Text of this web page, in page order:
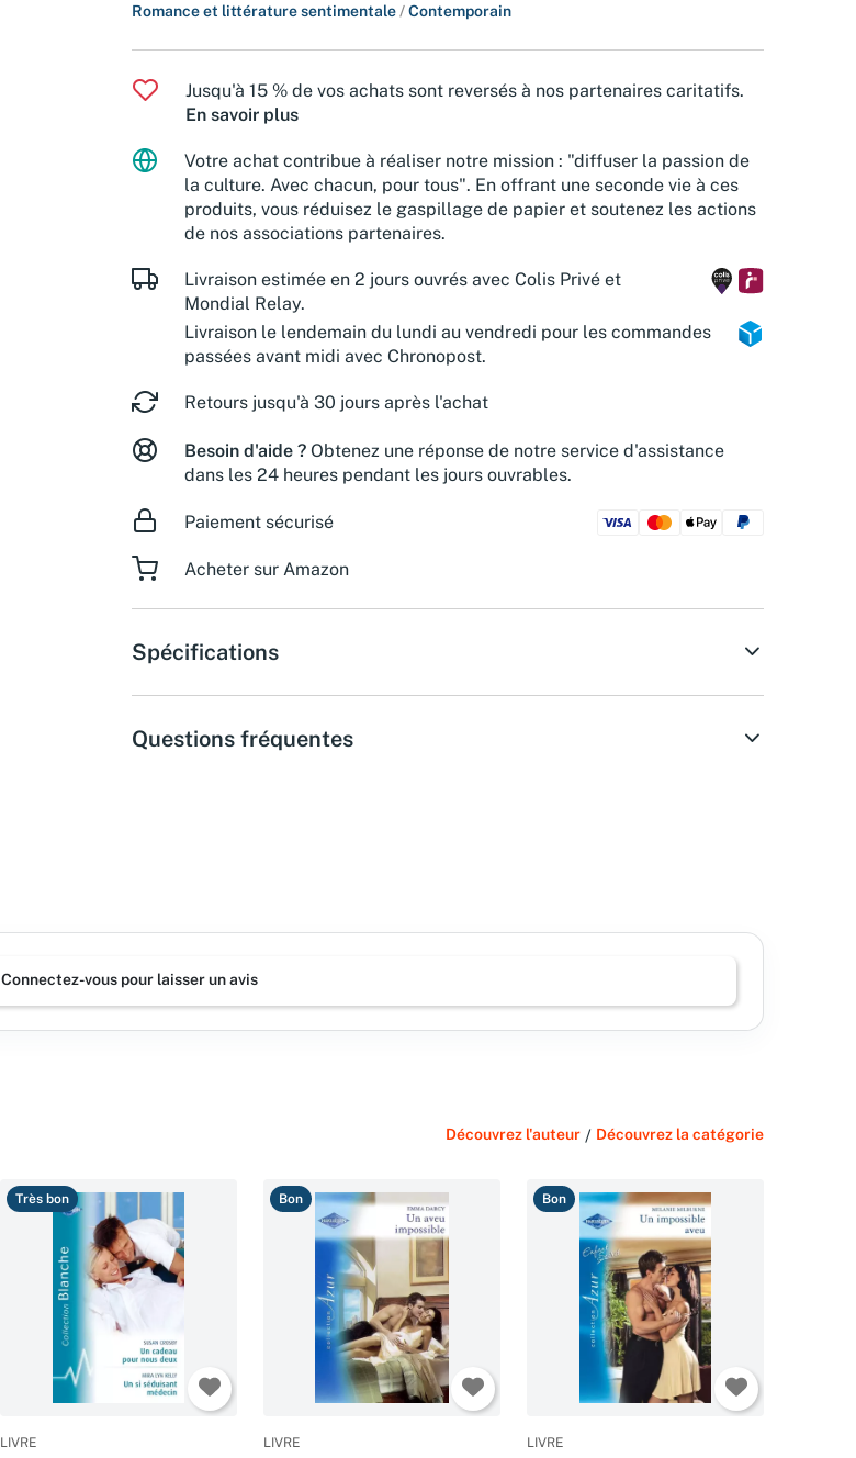
Romance et littérature sentimentale /Contemporain
Jusqu'à 15 % de vos achats sont reversés à nos partenaires caritatifs.
En savoir plus
Votre achat contribue à réaliser notre mission : "diffuser la passion de
la culture. Avec chacun, pour tous". En offrant une seconde vie à ces
produits, vous réduisez le gaspillage de papier et soutenez les actions
de nos associations partenaires.
Livraison estimée en 2 jours ouvrés avec Colis Privé et
Mondial Relay.
Livraison le lendemain du lundi au vendredi pour les commandes
passées avant midi avec Chronopost.
Retours jusqu'à 30 jours après l'achat
Besoin d'aide ? Obtenez une réponse de notre service d'assistance
dans les 24 heures pendant les jours ouvrables.
Paiement sécurisé
Acheter sur Amazon
Spécifications
Questions fréquentes
Connectez-vous pour laisser un avis
Découvrez l'auteur / Découvrez la catégorie
Très bon
LIVRE
Bon
LIVRE
Bon
LIVRE